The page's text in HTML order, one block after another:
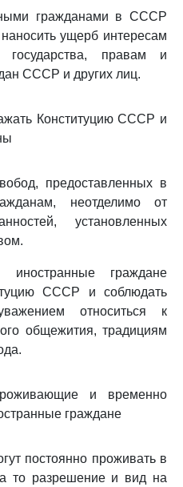
гражданами в СССР
ущерб интересам
государства, правам и
СССР и других лиц.
Конституцию СССР и
предоставленных в
неотделимо от
установленных
граждане
СССР и соблюдать
относиться к
общежития, традициям
и временно
граждане
постоянно проживать в
то разрешение и вид на